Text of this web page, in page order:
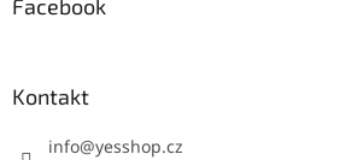
Facebook
Kontakt
info@yesshop.cz